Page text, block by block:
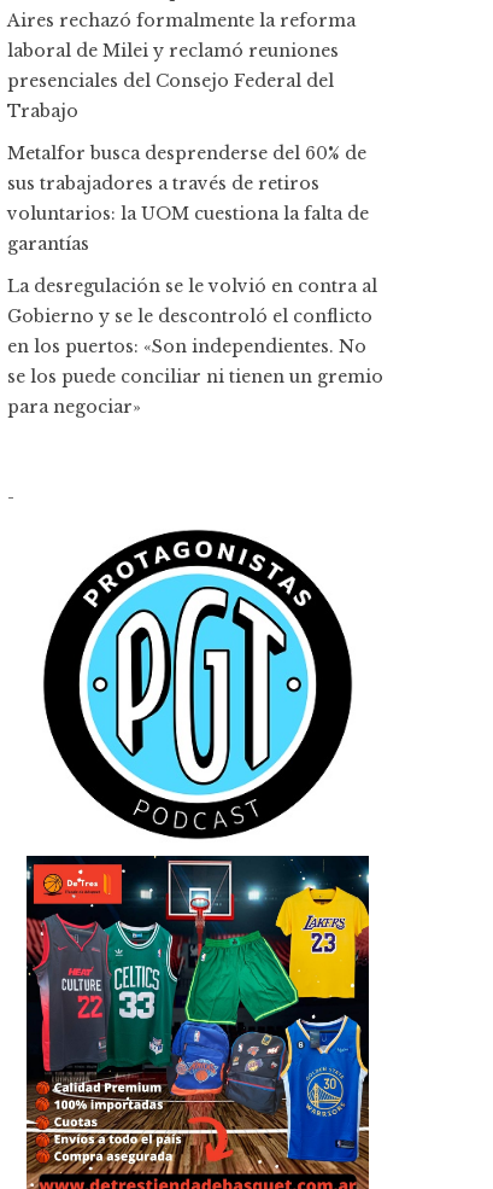
Aires rechazó formalmente la reforma
laboral de Milei y reclamó reuniones
presenciales del Consejo Federal del
Trabajo
Metalfor busca desprenderse del 60% de
sus trabajadores a través de retiros
voluntarios: la UOM cuestiona la falta de
garantías
La desregulación se le volvió en contra al
Gobierno y se le descontroló el conflicto
en los puertos: «Son independientes. No
se los puede conciliar ni tienen un gremio
para negociar»
-